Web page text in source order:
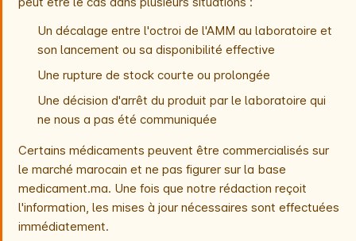
Un décalage entre l'octroi de l'AMM au laboratoire et
son lancement ou sa disponibilité effective
Une rupture de stock courte ou prolongée
Une décision d'arrêt du produit par le laboratoire qui
ne nous a pas été communiquée
Certains médicaments peuvent être commercialisés sur
le marché marocain et ne pas figurer sur la base
medicament.ma. Une fois que notre rédaction reçoit
l'information, les mises à jour nécessaires sont effectuées
immédiatement.